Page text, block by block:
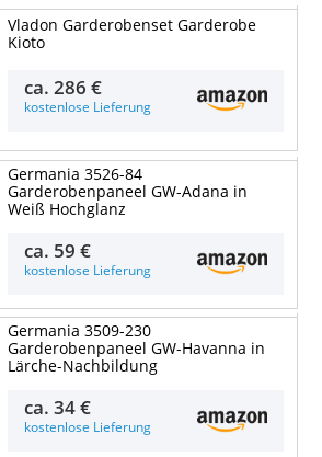
Vladon Garderobenset Garderobe
Kioto
ca.286 €
kostenlose Lieferung
Germania 3526-84
Garderobenpaneel GW-Adana in
Weiß Hochglanz
ca. 59 €
kostenlose Lieferung
Germania 3509-230
Garderobenpaneel GW-Havanna in
Lärche-Nachbildung
ca.34 €
kostenlose Lieferung